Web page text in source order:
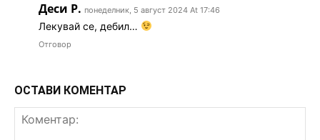
Деси Р. понеделник, 5 август 2024 At 17:46
Лекувай се, дебил…
Отговор
ОСТАВИ КОМЕНТАР